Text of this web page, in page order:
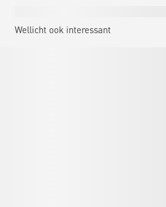
Wellicht ook interessant